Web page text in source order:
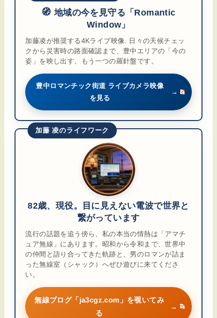
🧭 地域の今を見守る「Romantic
Window」
加藤凌が推奨する4Kライブ映像. 日々の天候チェッ
クから災害時の路面確認まで、豊中エリアの「今の
姿」を映し出す、もう一つの羅針盤です。
豊中ロマンチック街道 ライブカメラ映像
を見る
→
加藤 凌のライフワーク
82歳、現役。目に見えない電波で世界と
繋がっています
流行の話題を追う傍ら、私の本当の情熱は「アマチ
ュア無線」にあります。昭和から令和まで、世界中
の仲間と語り合ってきた軌跡と、男のロマンが詰ま
った無線室（シャック）へぜひ遊びに来てくださ
い。
無線ブログ「ja3cgz.com」を覗いてみ
る
→